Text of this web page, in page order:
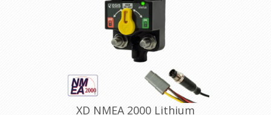
XD NMEA 2000 Lithium